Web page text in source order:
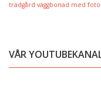
trädgård väggbonad med foto
VÅR